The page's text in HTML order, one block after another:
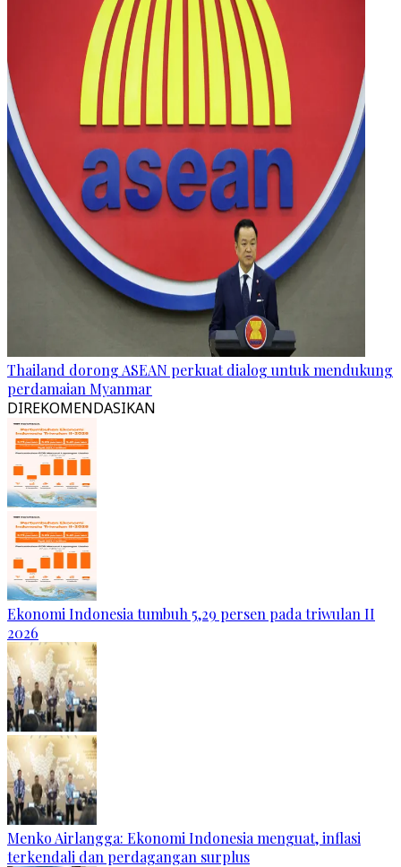
Thailand dorong ASEAN perkuat dialog untuk mendukung
perdamaian Myanmar
DIREKOMENDASIKAN
Ekonomi Indonesia tumbuh 5,29 persen pada triwulan II
2026
Menko Airlangga: Ekonomi Indonesia menguat, inflasi
terkendali dan perdagangan surplus